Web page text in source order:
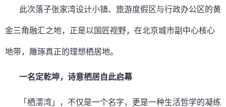
此次落子张家湾设计小镇、旅游度假区与行政办公区的黄
金三角融汇之地，正是以国匠视野，在北京城市副中心核心
地带，雕琢真正的理想栖居地。
一名定乾坤，诗意栖居自此启幕
「栖澐湾」，不仅是一个名字，更是一种生活哲学的凝练